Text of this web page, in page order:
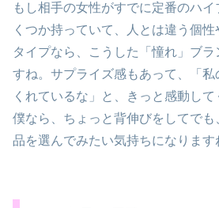
もし相手の女性がすでに定番のハ
くつか持っていて、人とは違う個
タイプなら、こうした「憧れ」ブ
すね。サプライズ感もあって、「
くれているな」と、きっと感動して
僕なら、ちょっと背伸びをしてで
品を選んでみたい気持ちになります